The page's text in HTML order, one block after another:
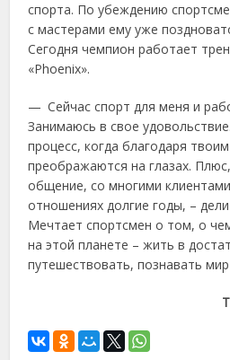
спорта. По убеждению
с мастерами ему уже
Сегодня чемпион работает
«Phoenix».
— Сейчас спорт для меня и
Занимаюсь в свое
процесс, когда благодаря
преображаются на глазах.
общение, со многими
отношениях долгие годы, –
Мечтает спортсмен о том, о
на этой планете – жить в
путешествовать, познавать